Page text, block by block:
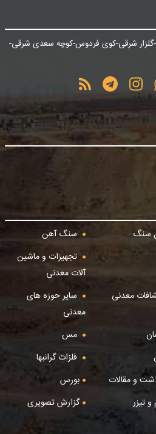
گلزار شرقی-کوی فردوس-کوچه سعدی شرقی-
سنگ
سنگ آهن
تجهیزات و ماشین
آلات معدنی
معدنی
سایر حوزه های
معدنی
مس
فلزات گرانبها
و مقالات
بورس
و تیزر
گزارش تصویری